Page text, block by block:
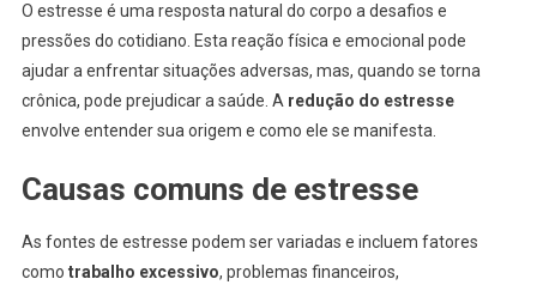
O estresse é uma resposta natural do corpo a desafios e
pressões do cotidiano. Esta reação física e emocional pode
ajudar a enfrentar situações adversas, mas, quando se torna
crônica, pode prejudicar a saúde. A redução do estresse
envolve entender sua origem e como ele se manifesta.
Causas comuns de estresse
As fontes de estresse podem ser variadas e incluem fatores
como trabalho excessivo, problemas financeiros,